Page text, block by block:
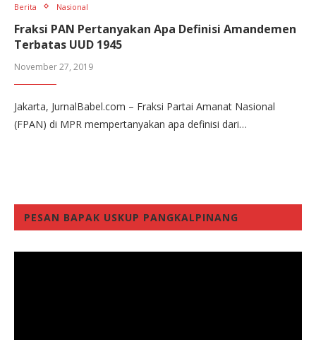
Berita Nasional
Fraksi PAN Pertanyakan Apa Definisi Amandemen
Terbatas UUD 1945
November 27, 2019
Jakarta, JurnalBabel.com – Fraksi Partai Amanat Nasional
(FPAN) di MPR mempertanyakan apa definisi dari…
PESAN BAPAK USKUP PANGKALPINANG